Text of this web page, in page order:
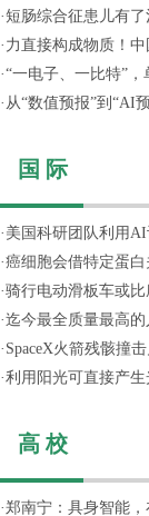
· 短肠综合征患儿有
· 力直接构成物质！
·“一电子、一比特”，
· 从“数值预报”到“AI
国 际
· 美国科研团队利用
·癌细胞会借特定蛋
·骑行电动滑板车或
·迄今最全质量最高
· SpaceX火箭残骸撞
·利用阳光可直接产
高 校
·郑南宁：具身智能